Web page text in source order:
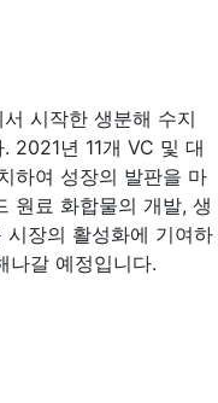
시작한 생분해 수지
2021년 11개 VC 및 대
하여 성장의 발판을 마
원료 화합물의 개발, 생
장의 활성화에 기여하
나갈 예정입니다.